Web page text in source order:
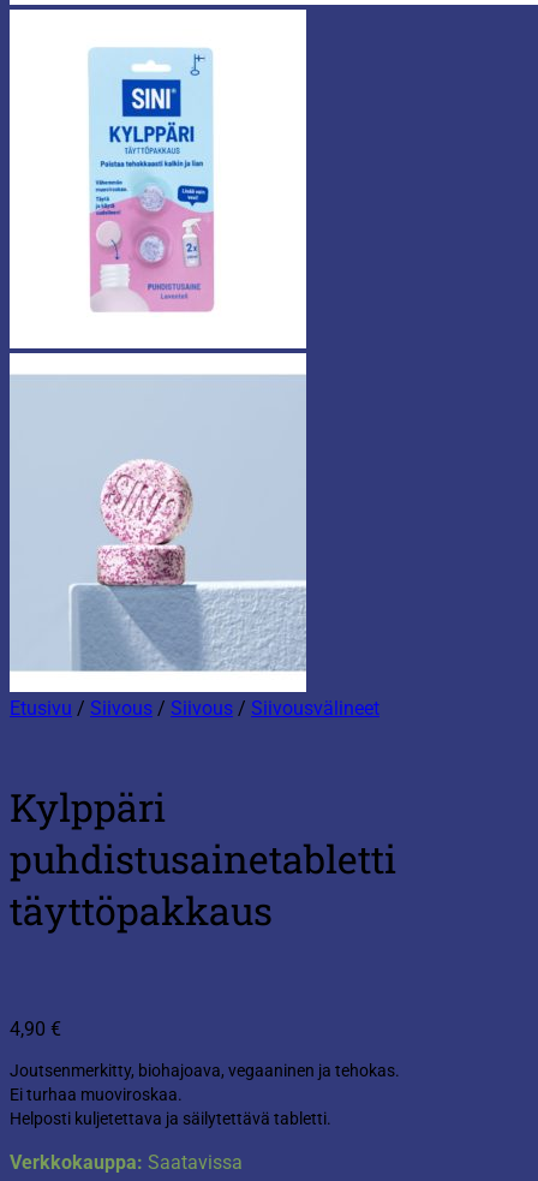
Etusivu / Siivous / Siivous / Siivousvälineet
Kylppäri
puhdistusainetabletti
täyttöpakkaus
4,90 €
Joutsenmerkitty, biohajoava, vegaaninen ja tehokas.
Ei turhaa muoviroskaa.
Helposti kuljetettava ja säilytettävä tabletti.
Verkkokauppa: Saatavissa